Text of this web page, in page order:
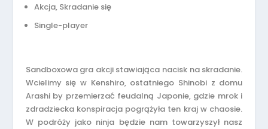
Akcja, Skradanie się
Single-player
Sandboxowa gra akcji stawiająca nacisk na skradanie.
Wcielimy się w Kenshiro, ostatniego Shinobi z domu
Arashi by przemierzać feudalną Japonie, gdzie mrok i
zdradziecka konspiracja pogrążyła ten kraj w chaosie.
W podróży jako ninja będzie nam towarzyszył nasz